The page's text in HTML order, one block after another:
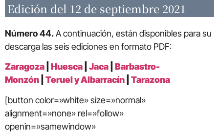
Edición del 12 de septiembre 2021
Número 44.A continuación, están disponibles para su
descarga las seis ediciones en formato PDF:
Zaragoza
Huesca Jaca
Barbastro-
Monzón
Teruel y Albarracín
Tarazona
[button color=»white» size=»normal»
alignment=»none» rel=»follow»
openin=»samewindow»